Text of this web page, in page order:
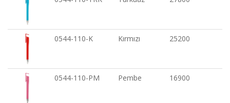
0544-110-K Kırmızı 25200
0544-110-PM Pembe 16900